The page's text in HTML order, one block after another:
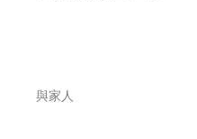
與家人